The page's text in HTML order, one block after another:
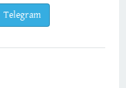
Telegram